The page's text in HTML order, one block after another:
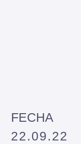
FECHA
22.09.22